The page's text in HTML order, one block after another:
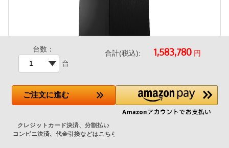
Antec P10 FLUX
台数：
台
合計(税込): 円
ご注文に進む